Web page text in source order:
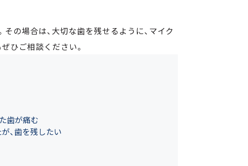
の場合は、大切な歯を残せるように、マイク
ひご相談ください。
歯が痛む
、歯を残したい